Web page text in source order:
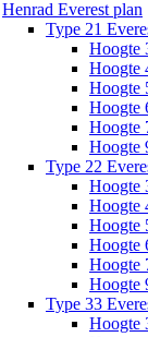
Henrad Everest plan
Type 21
Hoogte
Hoogte
Hoogte
Hoogte
Hoogte
Hoogte
Type 22
Hoogte
Hoogte
Hoogte
Hoogte
Hoogte
Hoogte
Type 33
Hoogte